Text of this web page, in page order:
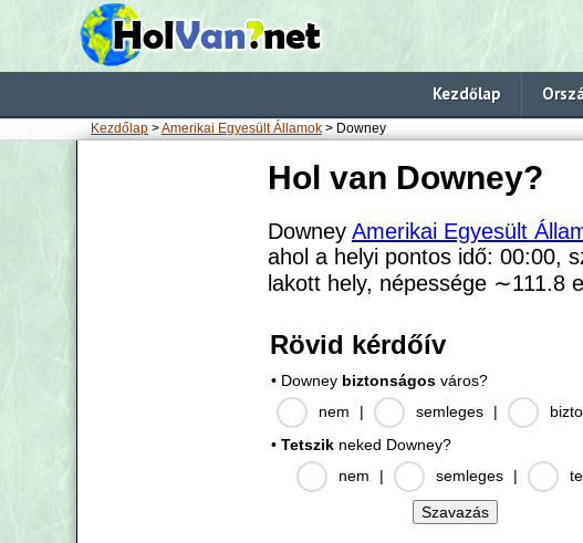
Kezdőlap
Kezdőlap >Amerikai Egyesült Államok > Downey
Hol van Downey?
Downey Amerikai Egyesült
ahol a helyi pontos idő: 00:00,
lakott hely, népessége ∼111.8
Rövid kérdőív
• Downey biztonságos város?
nem
| semleges |
• Tetszik neked Downey?
nem
| semleges |